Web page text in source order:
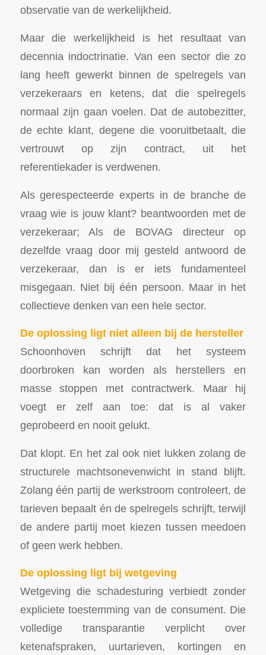
observatie van de werkelijkheid.
Maar die werkelijkheid is het resultaat van
decennia indoctrinatie. Van een sector die zo
lang heeft gewerkt binnen de spelregels van
verzekeraars en ketens, dat die spelregels
normaal zijn gaan voelen. Dat de autobezitter,
de echte klant, degene die vooruitbetaalt, die
vertrouwt op zijn contract, uit het
referentiekader is verdwenen.
Als gerespecteerde experts in de branche de
vraag wie is jouw klant? beantwoorden met de
verzekeraar; Als de BOVAG directeur op
dezelfde vraag door mij gesteld antwoord de
verzekeraar, dan is er iets fundamenteel
misgegaan. Niet bij één persoon. Maar in het
collectieve denken van een hele sector.
De oplossing ligt niet alleen bij de hersteller
Schoonhoven schrijft dat het systeem
doorbroken kan worden als herstellers en
masse stoppen met contractwerk. Maar hij
voegt er zelf aan toe: dat is al vaker
geprobeerd en nooit gelukt.
Dat klopt. En het zal ook niet lukken zolang de
structurele machtsonevenwicht in stand blijft.
Zolang één partij de werkstroom controleert, de
tarieven bepaalt én de spelregels schrijft, terwijl
de andere partij moet kiezen tussen meedoen
of geen werk hebben.
De oplossing ligt bij wetgeving
Wetgeving die schadesturing verbiedt zonder
expliciete toestemming van de consument. Die
volledige transparantie verplicht over
ketenafspraken, uurtarieven, kortingen en